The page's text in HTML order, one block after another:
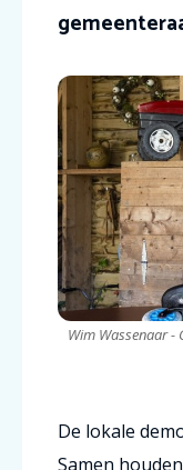
Wim Wassenaar -
De lokale
Samen